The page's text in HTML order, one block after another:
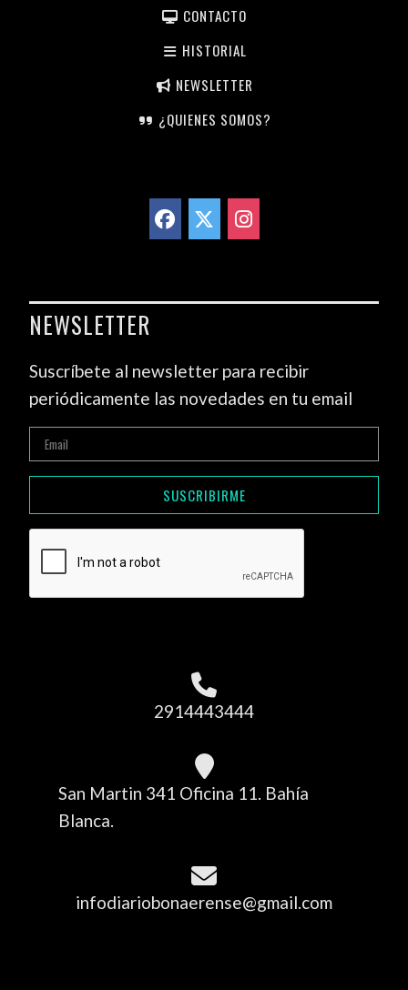
CONTACTO
HISTORIAL
NEWSLETTER
¿QUIENES SOMOS?
NEWSLETTER
Suscríbete al newsletter para recibir
periódicamente las novedades en tu email
SUSCRIBIRME
2914443444
San Martin 341 Oficina 11. Bahía
Blanca.
infodiariobonaerense@gmail.com